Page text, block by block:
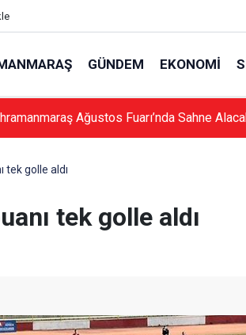
GÜNDEM EKONOMI
Ağustos Fuarı’nda Sahne
tek golle aldı
tek golle aldı